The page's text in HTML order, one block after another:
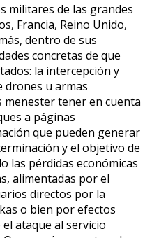
militares de las grandes
Francia, Reino Unido,
dentro de sus
concretas de que
la intercepción y
drones u armas
menester tener en cuenta
a páginas
que pueden generar
y el objetivo de
las pérdidas económicas
alimentadas por el
directos por la
o bien por efectos
ataque al servicio